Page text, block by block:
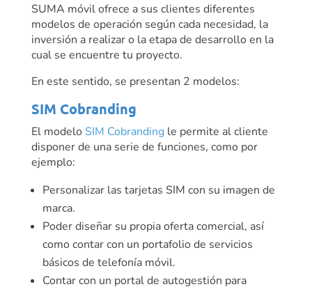
SUMA móvil ofrece a sus clientes diferentes
modelos de operación según cada necesidad, la
inversión a realizar o la etapa de desarrollo en la
cual se encuentre tu proyecto.
En este sentido, se presentan 2 modelos:
SIM Cobranding
El modelo SIM Cobrandingle permite al cliente
disponer de una serie de funciones, como por
ejemplo:
Personalizar las tarjetas SIM con su imagen de
marca.
Poder diseñar su propia oferta comercial, así
como contar con un portafolio de servicios
básicos de telefonía móvil.
Contar con un portal de autogestión para